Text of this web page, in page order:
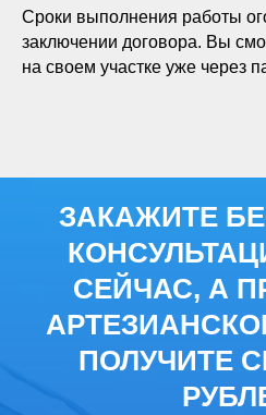
Сроки выполнения работы
заключении договора. Вы
на своем участке уже через
ЗАКАЖИТЕ
СЕЙЧАС, А
ПОЛУЧИТЕ